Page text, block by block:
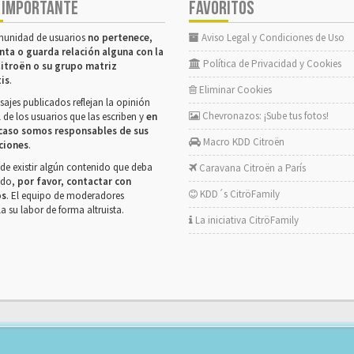
de usuarios no pertenece,
o guarda relación alguna con la
o su grupo matriz
.
publicados reflejan la opinión
los usuarios que las escriben yen
somos responsables de sus
.
existir algún contenido que deba
por favor, contactar con
. El equipo de moderadores
su labor de forma altruista.
FAVORITOS
Aviso Legal y Condiciones de Uso
Política de Privacidad y Cookies
Eliminar Cookies
Chevronazos: ¡Sube tus fotos!
Macro KDD Citroën
Caravana Citroën a París
KDD´s CitröFamily
La iniciativa CitröFamily